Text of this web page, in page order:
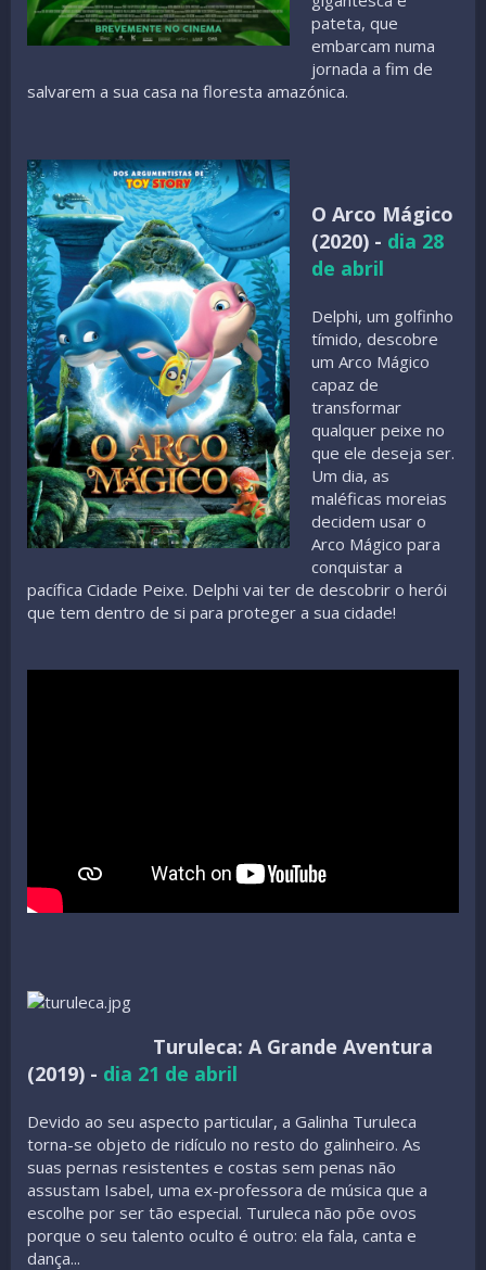
pateta, que
embarcam numa
jornada a fim de
salvarem a sua casa na floresta amazónica.
O Arco Mágico
(2020) - dia 28
de abril
Delphi, um golfinho
tímido, descobre
um Arco Mágico
capaz de
transformar
qualquer peixe no
que ele deseja ser.
Um dia, as
maléficas moreias
decidem usar o
Arco Mágico para
conquistar a
pacífica Cidade Peixe. Delphi vai ter de descobrir o herói
que tem dentro de si para proteger a sua cidade!
Turuleca: A Grande Aventura
(2019) - dia 21 de abril
Devido ao seu aspecto particular, a Galinha Turuleca
torna-se objeto de ridículo no resto do galinheiro. As
suas pernas resistentes e costas sem penas não
assustam Isabel, uma ex-professora de música que a
escolhe por ser tão especial. Turuleca não põe ovos
porque o seu talento oculto é outro: ela fala, canta e
dança...